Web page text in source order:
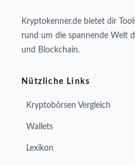
Kryptokenner.de bietet dir
rund um die spannende Welt
und Blockchain.
Nützliche Links
Kryptobörsen Vergleich
Wallets
Lexikon